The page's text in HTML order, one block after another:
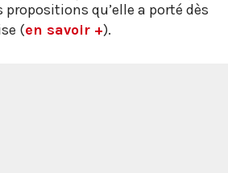
propositions qu’elle a porté dès
(en savoir +).